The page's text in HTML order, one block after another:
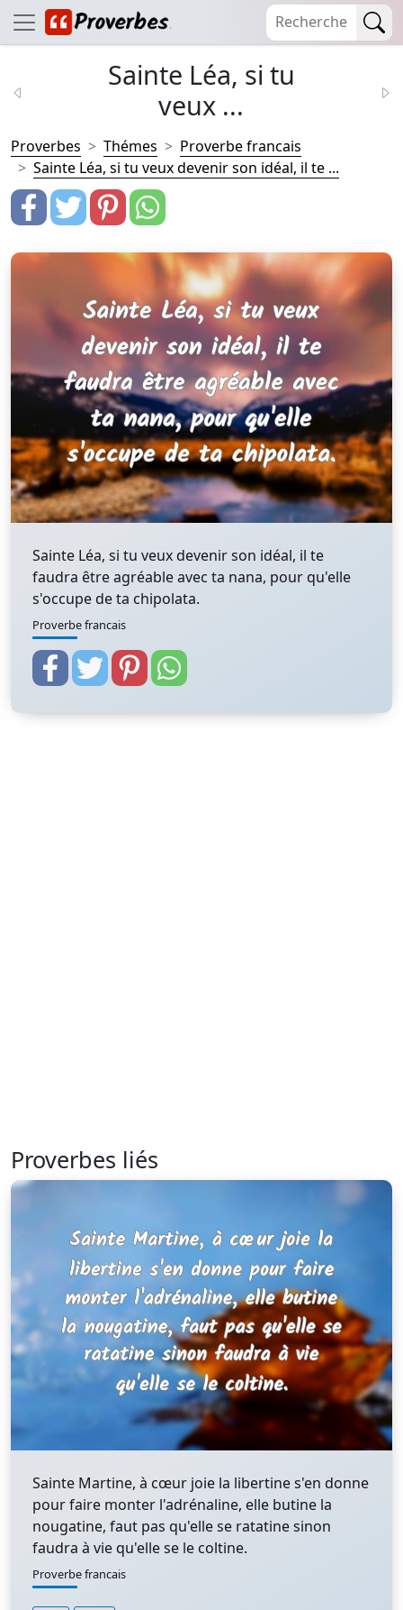
Sainte Léa, si tu
veux ...
Proverbes Thémes
Proverbe francais
Sainte Léa, si tu veux devenir son idéal, il te ...
Sainte Léa, si tu veux devenir son idéal, il te
faudra être agréable avec ta nana, pour qu'elle
s'occupe de ta chipolata.
Proverbe francais
Proverbes liés
Sainte Martine, à cœur joie la libertine s'en donne
pour faire monter l'adrénaline, elle butine la
nougatine, faut pas qu'elle se ratatine sinon
faudra à vie qu'elle se le coltine.
Proverbe francais